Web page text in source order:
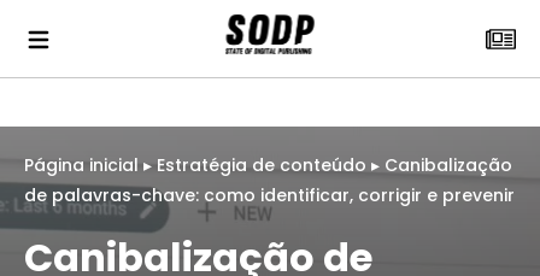
Página inicial ▸ Estratégia de conteúdo ▸ Canibalização
de palavras-chave: como identificar, corrigir e prevenir
Canibalização de